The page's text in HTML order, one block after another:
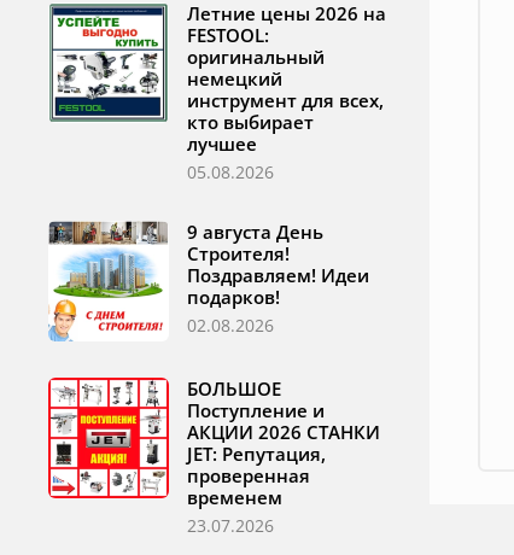
Летние цены 2026 на
FESTOOL:
оригинальный
немецкий
инструмент для всех,
кто выбирает
лучшее
05.08.2026
9 августа День
Строителя!
Поздравляем! Идеи
подарков!
02.08.2026
БОЛЬШОЕ
Поступление и
АКЦИИ 2026 СТАНКИ
JET: Репутация,
проверенная
временем
23.07.2026